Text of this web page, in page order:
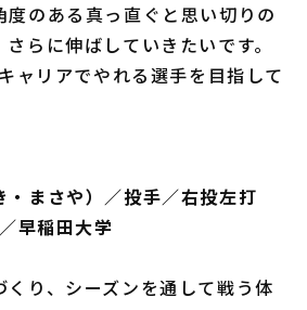
度のある真っ直ぐと思い切りの
らに伸ばしていきたいです。
ャリアでやれる選手を目指して
・まさや）／投手／右投左打
早稲田大学
くり、シーズンを通して戦う体